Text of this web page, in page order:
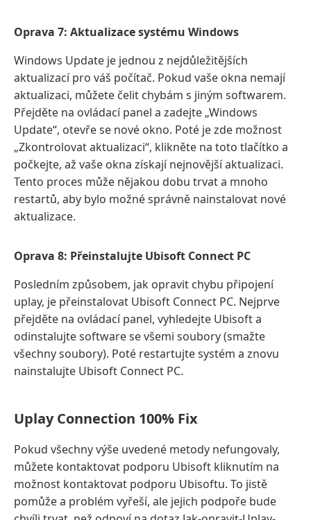
Oprava 7: Aktualizace systému Windows
Windows Update je jednou z nejdůležitějších
aktualizací pro váš počítač. Pokud vaše okna nemají
aktualizaci, můžete čelit chybám s jiným softwarem.
Přejděte na ovládací panel a zadejte „Windows
Update“, otevře se nové okno. Poté je zde možnost
„Zkontrolovat aktualizaci“, klikněte na toto tlačítko a
počkejte, až vaše okna získají nejnovější aktualizaci.
Tento proces může nějakou dobu trvat a mnoho
restartů, aby bylo možné správně nainstalovat nové
aktualizace.
Oprava 8: Přeinstalujte Ubisoft Connect PC
Posledním způsobem, jak opravit chybu připojení
uplay, je přeinstalovat Ubisoft Connect PC. Nejprve
přejděte na ovládací panel, vyhledejte Ubisoft a
odinstalujte software se všemi soubory (smažte
všechny soubory). Poté restartujte systém a znovu
nainstalujte Ubisoft Connect PC.
Uplay Connection 100% Fix
Pokud všechny výše uvedené metody nefungovaly,
můžete kontaktovat podporu Ubisoft kliknutím na
možnost kontaktovat podporu Ubisoftu. To jistě
pomůže a problém vyřeší, ale jejich podpoře bude